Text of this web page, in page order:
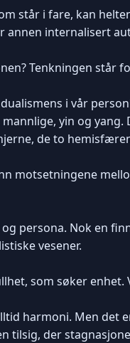
står i fare, kan
annen internalisert
Tenkningen står
i vår
yin og
de to
motsetningene
persona. Nok en
vesener.
som søker
harmoni. Men
tilsig, der